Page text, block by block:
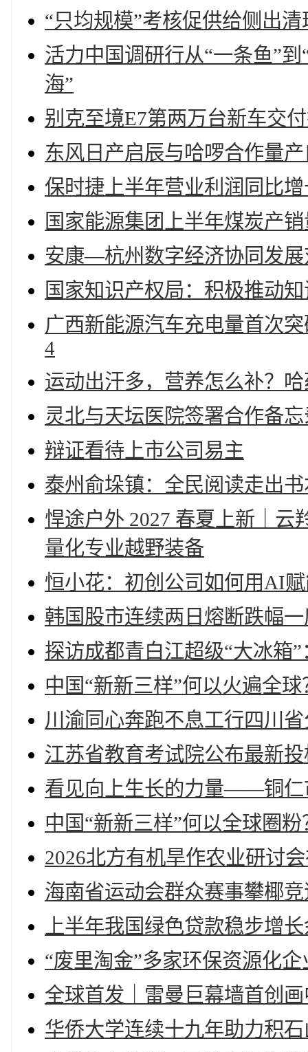
“只均规模”考核促供给侧出
活力中国调研行从“一条鱼”
海”
别克至境E7第两万台新车交
东风日产启辰与哈啰合作量
保时捷上半年营业利润同比增
国家能源集团上半年煤炭产
安康—杭州数字经济协同发
国家知识产权局：积极推动
广西新能源汽车充电量首次
4
运动出汗多，营养怎么补？
灵北与天坛医院签署合作备
辩证看待上市公司易主
泰州俞垛镇：全民阅读走出
悍途户外 2027 春夏上新｜
量化专业越野装备
恒小花：初创公司如何用AI
韩国股市连续两日熔断跌幅一
探访成都青白江超级“大冰箱
中国“新新三样”何以火遍全球
川渝同心奔跑不息工行四川
江苏省教育考试院公布最新
看见向上生长的力量——铜仁
中国“新新三样”何以全球圈粉
2026北方有机旱作农业研讨
海南省运动会群众赛事攀椰
上半年我国绿色贷款稳步增
“废里淘金”多家环保资源化
全球首发｜雷曼巨幕墙首创
华侨大学连续十九年助力积